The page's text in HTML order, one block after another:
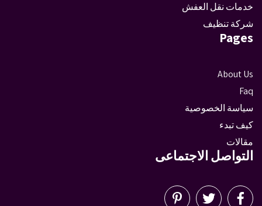
خدمات نقل العفش
شركة تنظيف
Pages
About Us
Faq
سياسة الخصوصية
كيف تبدء
مقالات
التواصل الاجتماعى